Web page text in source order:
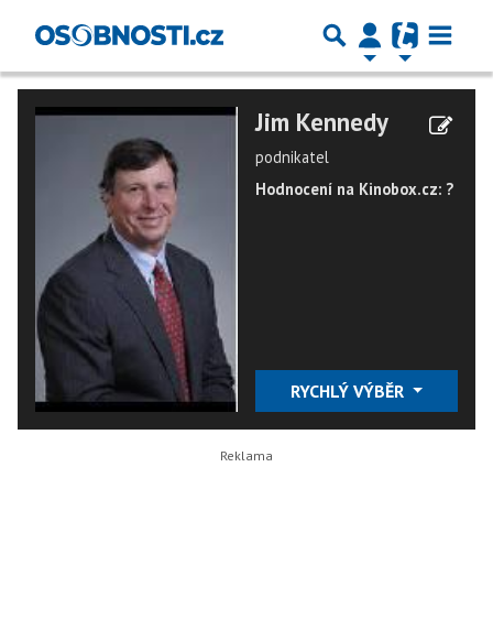
Jim Kennedy
podnikatel
Hodnocení na Kinobox.cz: ?
RYCHLÝ VÝBĚR